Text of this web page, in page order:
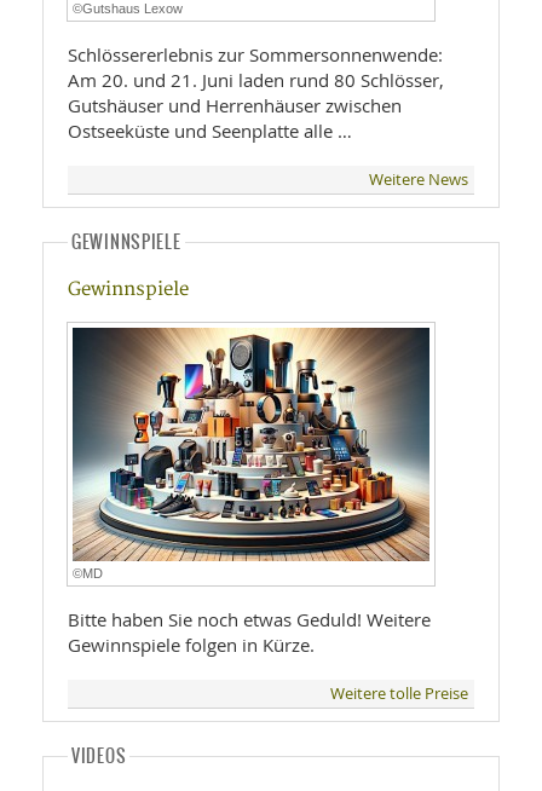
©Gutshaus Lexow
Schlössererlebnis zur Sommersonnenwende:
Am 20. und 21. Juni laden rund 80 Schlösser,
Gutshäuser und Herrenhäuser zwischen
Ostseeküste und Seenplatte alle …
Weitere News
GEWINNSPIELE
Gewinnspiele
©MD
Bitte haben Sie noch etwas Geduld! Weitere
Gewinnspiele folgen in Kürze.
Weitere tolle Preise
VIDEOS